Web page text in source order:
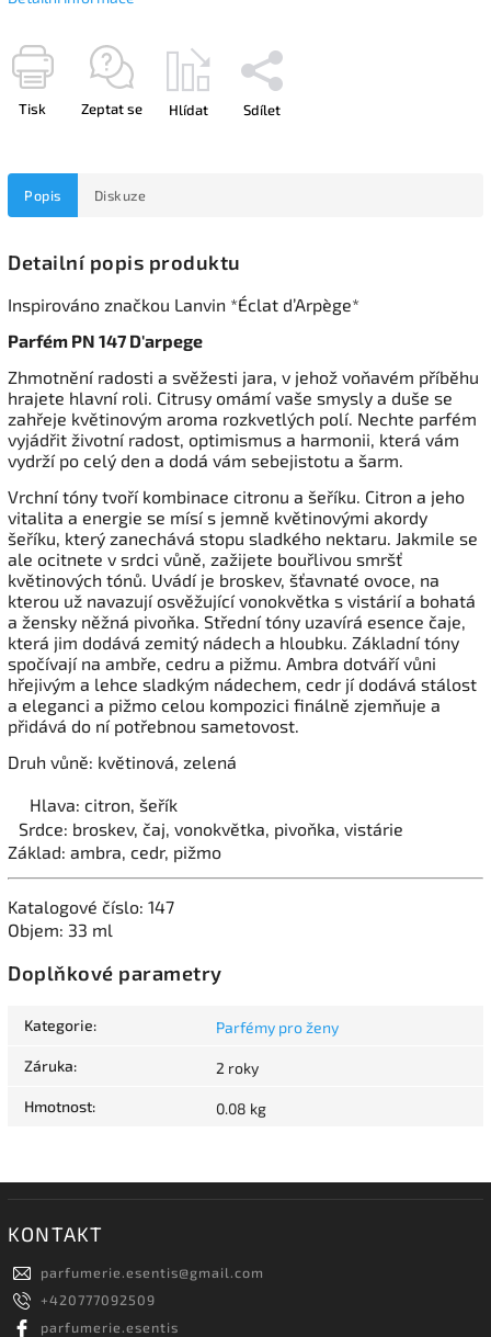
Tisk Zeptat se Hlídat Sdílet
Popis Diskuze
Detailní popis produktu
Inspirováno značkou Lanvin *Éclat d’Arpège*
Parfém PN 147 D'arpege
Zhmotnění radosti a svěžesti jara, v jehož voňavém příběhu
hrajete hlavní roli. Citrusy omámí vaše smysly a duše se
zahřeje květinovým aroma rozkvetlých polí. Nechte parfém
vyjádřit životní radost, optimismus a harmonii, která vám
vydrží po celý den a dodá vám sebejistotu a šarm.
Vrchní tóny tvoří kombinace citronu a šeříku. Citron a jeho
vitalita a energie se mísí s jemně květinovými akordy
šeříku, který zanechává stopu sladkého nektaru. Jakmile se
ale ocitnete v srdci vůně, zažijete bouřlivou smršť
květinových tónů. Uvádí je broskev, šťavnaté ovoce, na
kterou už navazují osvěžující vonokvětka s vistárií a bohatá
a žensky něžná pivoňka. Střední tóny uzavírá esence čaje,
která jim dodává zemitý nádech a hloubku. Základní tóny
spočívají na ambře, cedru a pižmu. Ambra dotváří vůni
hřejivým a lehce sladkým nádechem, cedr jí dodává stálost
a eleganci a pižmo celou kompozici finálně zjemňuje a
přidává do ní potřebnou sametovost.
Druh vůně: květinová, zelená
Hlava: citron, šeřík
Srdce: broskev, čaj, vonokvětka, pivoňka, vistárie
Základ: ambra, cedr, pižmo
Katalogové číslo: 147
Objem: 33 ml
Doplňkové parametry
Kategorie: Parfémy pro ženy
Záruka: 2 roky
Hmotnost: 0.08 kg
KONTAKT
parfumerie.esentis@gmail.com
+420777092509
parfumerie.esentis